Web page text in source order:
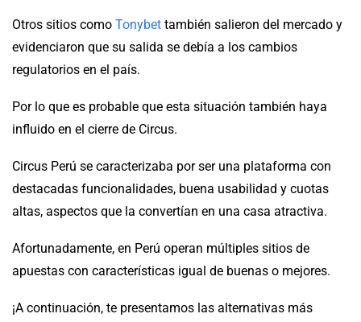
Otros sitios como Tonybet también salieron del mercado y
evidenciaron que su salida se debía a los cambios
regulatorios en el país.
Por lo que es probable que esta situación también haya
influido en el cierre de Circus.
Circus Perú se caracterizaba por ser una plataforma con
destacadas funcionalidades, buena usabilidad y cuotas
altas, aspectos que la convertían en una casa atractiva.
Afortunadamente, en Perú operan múltiples sitios de
apuestas con características igual de buenas o mejores.
¡A continuación, te presentamos las alternativas más